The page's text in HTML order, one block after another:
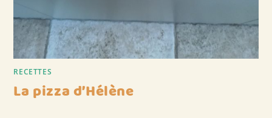
RECETTES
La pizza d’Hélène